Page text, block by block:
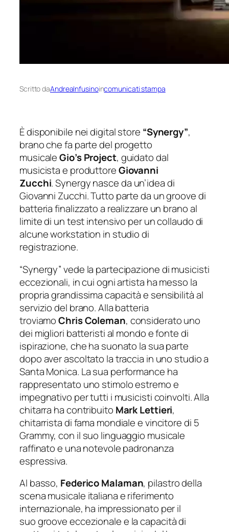
Scritto daAndreaInfusinoincomunicati stampa
È disponibile nei digital store “Synergy”,
brano che fa parte del progetto
musicaleGio’s Project, guidato dal
musicista e produttoreGiovanni
Zucchi.Synergynasce da un’idea di
Giovanni Zucchi. Tutto parte da un groove di
batteria finalizzato a realizzare un brano al
limite di un test intensivo per un collaudo di
alcune workstation in studio di
registrazione.
“Synergy” vede la partecipazione di musicisti
eccezionali, in cui ogni artista ha messo la
propria grandissima capacità e sensibilità al
servizio del brano. Alla batteria
troviamoChris Coleman, considerato uno
dei migliori batteristi al mondo e fonte di
ispirazione, che ha suonato la sua parte
dopo aver ascoltato la traccia in uno studio a
Santa Monica. La sua performance ha
rappresentato uno stimolo estremo e
impegnativo per tutti i musicisti coinvolti. Alla
chitarra ha contribuito Mark Lettieri,
chitarrista di fama mondiale e vincitore di 5
Grammy, con il suo linguaggio musicale
raffinato e una notevole padronanza
espressiva.
Al basso, Federico Malaman, pilastro della
scena musicale italiana e riferimento
internazionale, ha impressionato per il
suogrooveeccezionale e la capacità di